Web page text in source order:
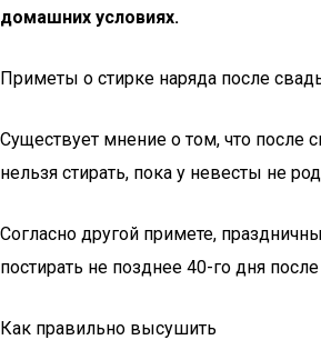
домашних условиях.
Приметы о стирке наряда после
Существует мнение о том, что после
нельзя стирать, пока у невесты не
Согласно другой примете,
постирать не позднее 40-го дня
Как правильно высушить